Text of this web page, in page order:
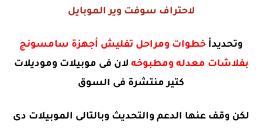
لاحتراف سوفت وير الموبايل
وتحديدأ خطوات ومراحل تفليش أجهزة سامسونج
بفلاشات معدله ومطبوخه لان فى موبيلات وموديلات
كتير منتشرة فى السوق
لكن وقف عنها الدعم والتحديث وبالتالى الموبيلات دى